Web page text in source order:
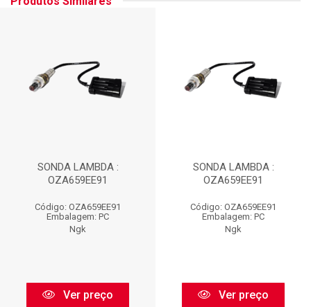
SONDA LAMBDA :
OZA659EE91
Código: OZA659EE91
Embalagem: PC
Ngk
Ver preço
SONDA LAMBDA :
OZA659EE91
Código: OZA659EE91
Embalagem: PC
Ngk
Ver preço